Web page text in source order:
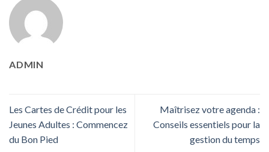
ADMIN
Les Cartes de Crédit pour les
Jeunes Adultes : Commencez
du Bon Pied
Maîtrisez votre agenda :
Conseils essentiels pour la
gestion du temps